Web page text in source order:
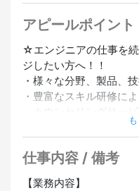
アピールポイント
☆エンジニアの仕事を
ジしたい方へ！！
・様々な分野、製品、
・豊富なスキル研修に
・カウンセリングサー
※東京、大阪、福岡など
仕事内容 / 備考
【業務内容】